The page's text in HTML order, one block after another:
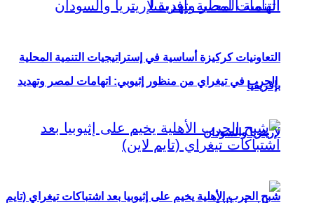
الحرب في تيغراي من منظور إثيوبي: اتهامات لمصر وتهديد
لإريتريا والسودان
التعاونيات كركيزة أساسية في إستراتيجيات التنمية المحلية
بإفريقيا
شبح الحرب الأهلية يخيم على إثيوبيا بعد اشتباكات تيغراي (تايم